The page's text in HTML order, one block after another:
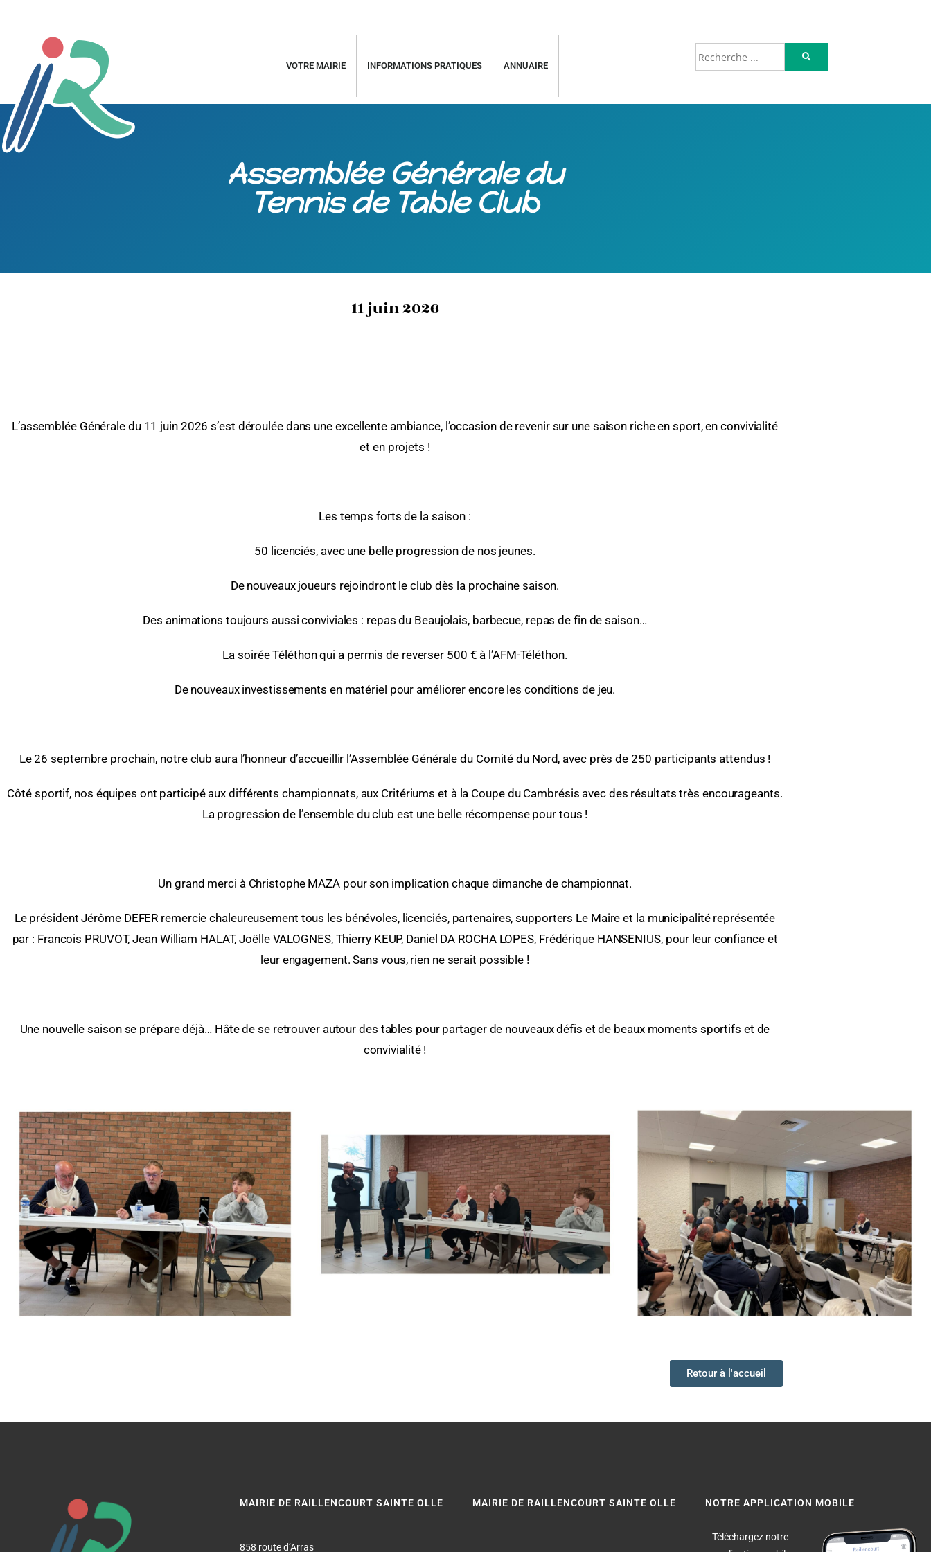
VOTRE MAIRIE INFORMATIONS PRATIQUES ANNUAIRE
Assemblée Générale du
Tennis de Table Club
11 juin 2026
L’assemblée Générale du 11 juin 2026 s’est déroulée dans une excellente ambiance, l’occasion de revenir sur une saison riche en sport, en convivialité
et en projets !
Les temps forts de la saison :
50 licenciés, avec une belle progression de nos jeunes.
De nouveaux joueurs rejoindront le club dès la prochaine saison.
Des animations toujours aussi conviviales : repas du Beaujolais, barbecue, repas de fin de saison…
La soirée Téléthon qui a permis de reverser 500 € à l’AFM-Téléthon.
De nouveaux investissements en matériel pour améliorer encore les conditions de jeu.
Le 26 septembre prochain, notre club aura l’honneur d’accueillir l’Assemblée Générale du Comité du Nord, avec près de 250 participants attendus !
Côté sportif, nos équipes ont participé aux différents championnats, aux Critériums et à la Coupe du Cambrésis avec des résultats très encourageants.
La progression de l’ensemble du club est une belle récompense pour tous !
Un grand merci à Christophe MAZA pour son implication chaque dimanche de championnat.
Le président Jérôme DEFER remercie chaleureusement tous les bénévoles, licenciés, partenaires, supporters Le Maire et la municipalité représentée
par : Francois PRUVOT, Jean William HALAT, Joëlle VALOGNES, Thierry KEUP, Daniel DA ROCHA LOPES, Frédérique HANSENIUS, pour leur confiance et
leur engagement. Sans vous, rien ne serait possible !
Une nouvelle saison se prépare déjà… Hâte de se retrouver autour des tables pour partager de nouveaux défis et de beaux moments sportifs et de
convivialité !
Retour à l'accueil
MAIRIE DE RAILLENCOURT SAINTE OLLE
858 route d’Arras
MAIRIE DE RAILLENCOURT SAINTE OLLE NOTRE APPLICATION MOBILE
Téléchargez notre